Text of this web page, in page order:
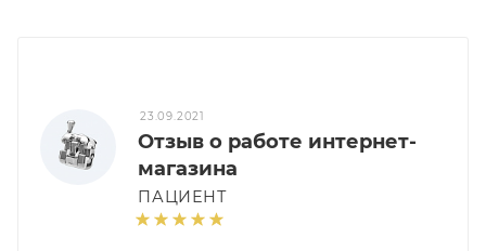
23.09.2021
Отзыв о работе интернет-
магазина
ПАЦИЕНТ